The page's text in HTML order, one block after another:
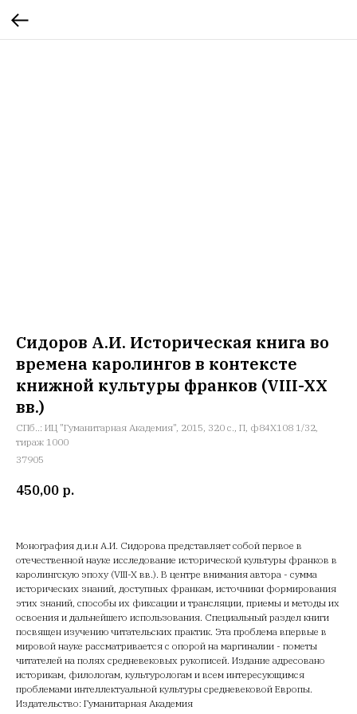
Сидоров А.И. Историческая книга во
времена каролингов в контексте
книжной культуры франков (VIII-XX
вв.)
СПб..: ИЦ "Гуманитарная Академия", 2015, 320 с., П, ф84Х108 1/32,
тираж 1000
37905
450,00 р.
Монография д.и.н А.И. Сидорова представляет собой первое в
отечественной науке исследование исторической культуры франков в
каролингскую эпоху (VIII-X вв.). В центре внимания автора - сумма
исторических знаний, доступных франкам, источники формирования
этих знаний, способы их фиксации и трансляции, приемы и методы их
освоения и дальнейшего использования. Специальный раздел книги
посвящен изучению читательских практик. Эта проблема впервые в
мировой науке рассматривается с опорой на маргиналии - пометы
читателей на полях средневековых рукописей. Издание адресовано
историкам, филологам, культурологам и всем интересующимся
проблемами интеллектуальной культуры средневековой Европы.
Издательство: Гуманитарная Академия